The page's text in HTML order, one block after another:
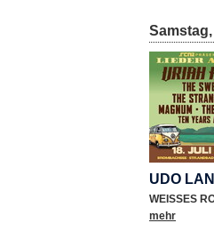
UDO
WEISSES
mehr